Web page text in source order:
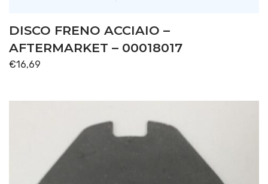
DISCO FRENO ACCIAIO –
AFTERMARKET – 00018017
€16,69